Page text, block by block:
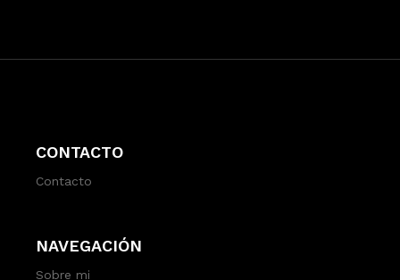
CONTACTO
Contacto
NAVEGACIÓN
Sobre mi